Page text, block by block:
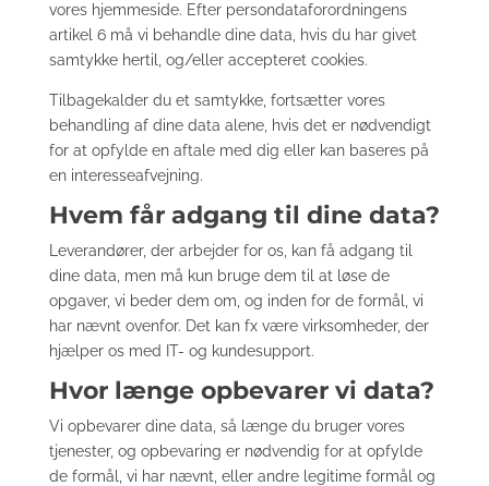
vores hjemmeside. Efter persondataforordningens
artikel 6 må vi behandle dine data, hvis du har givet
samtykke hertil, og/eller accepteret cookies.
Tilbagekalder du et samtykke, fortsætter vores
behandling af dine data alene, hvis det er nødvendigt
for at opfylde en aftale med dig eller kan baseres på
en interesseafvejning.
Hvem får adgang til dine data?
Leverandører, der arbejder for os, kan få adgang til
dine data, men må kun bruge dem til at løse de
opgaver, vi beder dem om, og inden for de formål, vi
har nævnt ovenfor. Det kan fx være virksomheder, der
hjælper os med IT- og kundesupport.
Hvor længe opbevarer vi data?
Vi opbevarer dine data, så længe du bruger vores
tjenester, og opbevaring er nødvendig for at opfylde
de formål, vi har nævnt, eller andre legitime formål og